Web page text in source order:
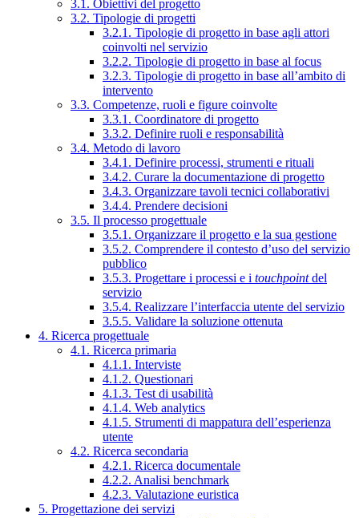
3.1. Obiettivi del progetto
3.2. Tipologie di progetti
3.2.1. Tipologie di progetto in base agli attori
coinvolti nel servizio
3.2.2. Tipologie di progetto in base al focus
3.2.3. Tipologie di progetto in base all’ambito di
intervento
3.3. Competenze, ruoli e figure coinvolte
3.3.1. Coordinatore di progetto
3.3.2. Definire ruoli e responsabilità
3.4. Metodo di lavoro
3.4.1. Definire processi, strumenti e rituali
3.4.2. Curare la documentazione di progetto
3.4.3. Organizzare tavoli tecnici collaborativi
3.4.4. Prendere decisioni
3.5. Il processo progettuale
3.5.1. Organizzare il progetto e la sua gestione
3.5.2. Comprendere il contesto d’uso del servizio
pubblico
3.5.3. Progettare i processi e i touchpointdel
servizio
3.5.4. Realizzare l’interfaccia utente del servizio
3.5.5. Validare la soluzione ottenuta
4. Ricerca progettuale
4.1. Ricerca primaria
4.1.1. Interviste
4.1.2. Questionari
4.1.3. Test di usabilità
4.1.4. Web analytics
4.1.5. Strumenti di mappatura dell’esperienza
utente
4.2. Ricerca secondaria
4.2.1. Ricerca documentale
4.2.2. Analisi benchmark
4.2.3. Valutazione euristica
5. Progettazione dei servizi